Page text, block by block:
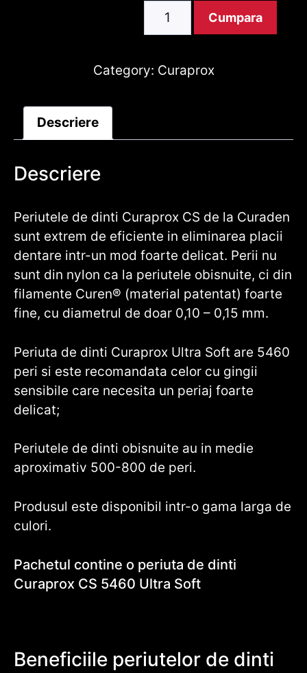
Periuta
-
Cantitate
Cumpara
Category: Curaprox
Descriere
Descriere
Periutele de dinti Curaprox CS de la Curaden
sunt extrem de eficiente in eliminarea placii
dentare intr-un mod foarte delicat. Perii nu
sunt din nylon ca la periutele obisnuite, ci din
filamente Curen® (material patentat) foarte
fine, cu diametrul de doar 0,10 – 0,15 mm.
Periuta de dinti Curaprox Ultra Soft are 5460
peri si este recomandata celor cu gingii
sensibile care necesita un periaj foarte
delicat;
Periutele de dinti obisnuite au in medie
aproximativ 500-800 de peri.
Produsul este disponibil intr-o gama larga de
culori.
Pachetul contine o periuta de dinti
Curaprox CS 5460 Ultra Soft
Beneficiile periutelor de dinti